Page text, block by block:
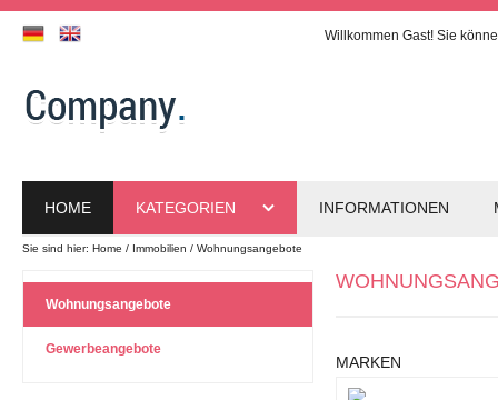
Willkommen Gast! Sie
HOME KATEGORIEN INFORMATIONEN
Sie sind hier: Home Immobilien Wohnungsangebote
Wohnungsangebote
Gewerbeangebote
MARKEN